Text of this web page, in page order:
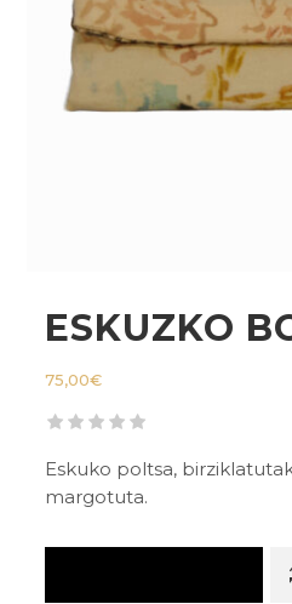
ESKUZKO
75,00€
Eskuko poltsa,
margotuta.